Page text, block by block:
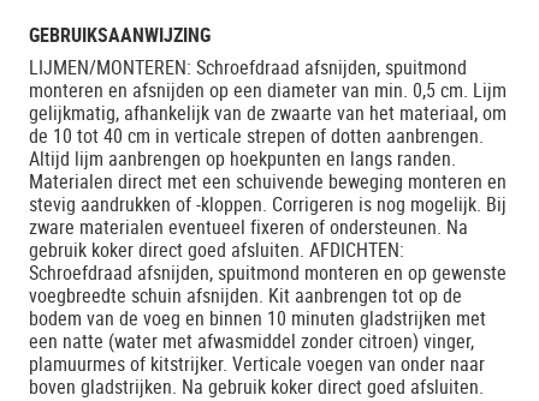
GEBRUIKSAANWIJZING
LIJMEN/MONTEREN: Schroefdraad afsnijden, spuitmond
monteren en afsnijden op een diameter van min. 0,5 cm. Lijm
gelijkmatig, afhankelijk van de zwaarte van het materiaal, om
de 10 tot 40 cm in verticale strepen of dotten aanbrengen.
Altijd lijm aanbrengen op hoekpunten en langs randen.
Materialen direct met een schuivende beweging monteren en
stevig aandrukken of -kloppen. Corrigeren is nog mogelijk. Bij
zware materialen eventueel fixeren of ondersteunen. Na
gebruik koker direct goed afsluiten. AFDICHTEN:
Schroefdraad afsnijden, spuitmond monteren en op gewenste
voegbreedte schuin afsnijden. Kit aanbrengen tot op de
bodem van de voeg en binnen 10 minuten gladstrijken met
een natte (water met afwasmiddel zonder citroen) vinger,
plamuurmes of kitstrijker. Verticale voegen van onder naar
boven gladstrijken. Na gebruik koker direct goed afsluiten.